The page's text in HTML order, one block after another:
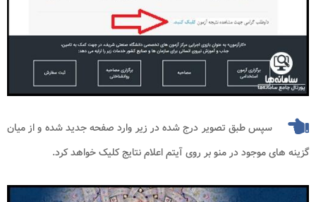
سپس طبق تصویر درج شده در زیر وارد صفحه جدید شده و از میان
گزینه های موجود در منو بر روی آیتم اعلام نتایج کلیک خواهد کرد.